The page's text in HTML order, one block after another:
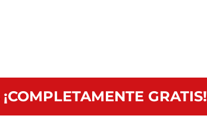
¡COMPLETAMENTE GRATIS!